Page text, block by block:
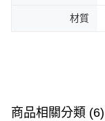
材質
商品相關分類 (6)